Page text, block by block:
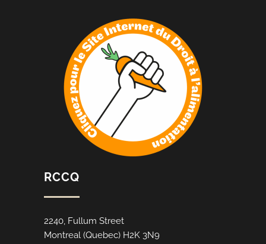
RCCQ
2240, Fullum Street
Montreal (Quebec) H2K 3N9